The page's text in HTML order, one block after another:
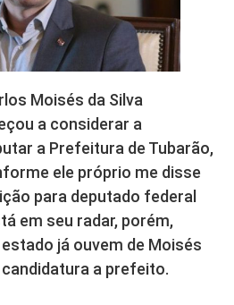
Moisés da Silva
a considerar a
a Prefeitura de Tubarão,
ele próprio me disse
para deputado federal
em seu radar, porém,
já ouvem de Moisés
a prefeito.